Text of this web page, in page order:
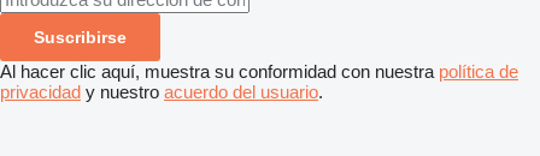
Suscribirse
Al hacer clic aquí, muestra su conformidad con nuestra política de
privacidad y nuestro acuerdo del usuario.